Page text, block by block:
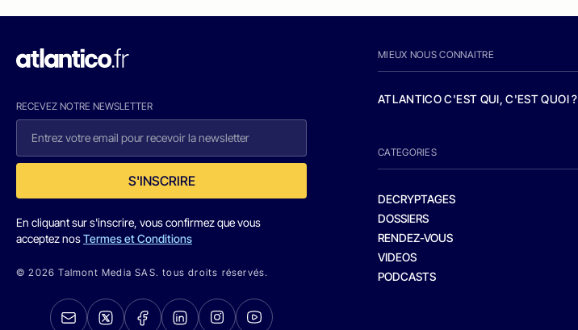
RECEVEZ NOTRE NEWSLETTER
S'INSCRIRE
En cliquant sur s'inscrire, vous confirmez que vous
acceptez nosTermes et Conditions
© 2026 Talmont Media SAS. tous droits réservés.
MIEUX NOUS CONNAITRE
ATLANTICO C'EST QUI, C'EST QUOI ?
CATEGORIES
DECRYPTAGES
DOSSIERS
RENDEZ-VOUS
VIDEOS
PODCASTS